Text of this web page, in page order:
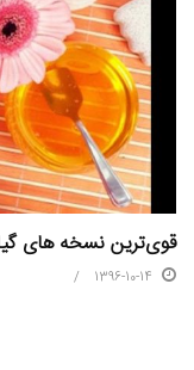
قوی‌ترین نسخه های
1396-10-14